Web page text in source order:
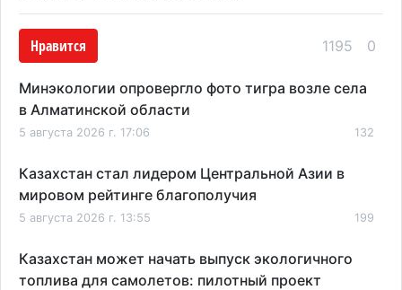
Нравится 1195 0
Минэкологии опровергло фото тигра возле села
в Алматинской области
5 августа 2026 г. 17:06 132
Казахстан стал лидером Центральной Азии в
мировом рейтинге благополучия
5 августа 2026 г. 13:55 199
Казахстан может начать выпуск экологичного
топлива для самолетов: пилотный проект